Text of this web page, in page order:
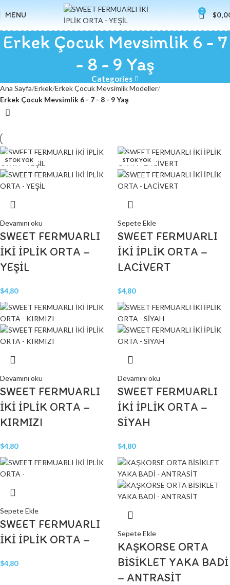
MENU 0 $
Erkek Çocuk Mevsimlik 6 - 7
- 8 - 9 Yaş
Categories
Ana Sayfa Erkek Erkek Çocuk Mevsimlik Modeller
Erkek Çocuk Mevsimlik 6 - 7 - 8 - 9 Yaş
STOK YOK
Devamını oku
SWEET FERMUARLI
İKİ İPLİK ORTA –
YEŞİL
$4,80
Sepete Ekle
SWEET FERMUARLI
İKİ İPLİK ORTA –
LACİVERT
$4,80
STOK YOK
Devamını oku
SWEET FERMUARLI
İKİ İPLİK ORTA –
KIRMIZI
$4,80
STOK YOK
Devamını oku
SWEET FERMUARLI
İKİ İPLİK ORTA –
SİYAH
$4,80
Sepete Ekle
SWEET FERMUARLI
İKİ İPLİK ORTA –
$4,80
Sepete Ekle
KAŞKORSE ORTA
BİSİKLET YAKA BADİ
– ANTRASİT
STOK YOK